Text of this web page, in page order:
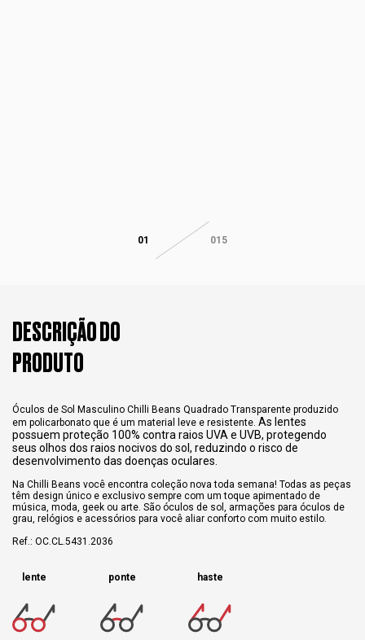
01 015
DESCRIÇÃO DO
PRODUTO
Óculos de Sol Masculino Chilli Beans Quadrado Transparente produzido
em policarbonato que é um material leve e resistente. As lentes
possuem proteção 100% contra raios UVA e UVB, protegendo
seus olhos dos raios nocivos do sol, reduzindo o risco de
desenvolvimento das doenças oculares.
Na Chilli Beans você encontra coleção nova toda semana! Todas as peças
têm design único e exclusivo sempre com um toque apimentado de
música, moda, geek ou arte. São óculos de sol, armações para óculos de
grau, relógios e acessórios para você aliar conforto com muito estilo.
Ref.: OC.CL.5431.2036
lente ponte haste